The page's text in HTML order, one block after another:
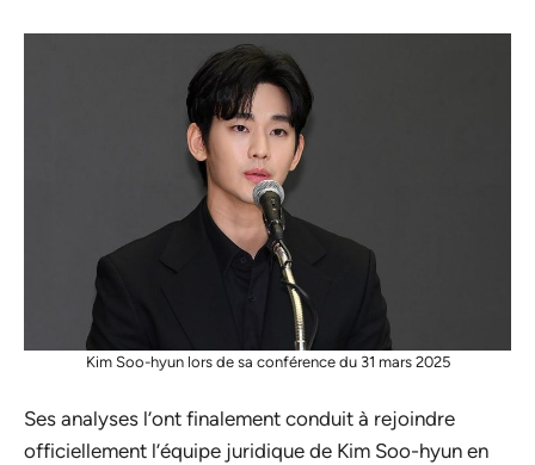
Kim Soo-hyun lors de sa conférence du 31 mars 2025
Ses analyses l’ont finalement conduit à rejoindre
officiellement l’équipe juridique de Kim Soo-hyun en